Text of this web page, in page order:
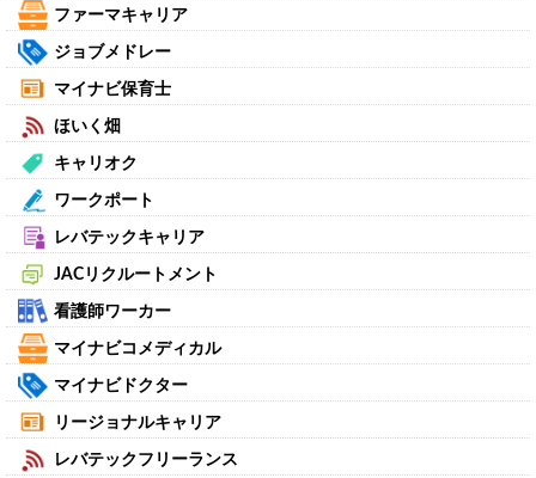
ファーマキャリア
ジョブメドレー
マイナビ保育士
ほいく畑
キャリオク
ワークポート
レバテックキャリア
JACリクルートメント
看護師ワーカー
マイナビコメディカル
マイナビドクター
リージョナルキャリア
レバテックフリーランス